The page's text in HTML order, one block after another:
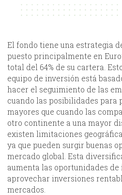
El fondo tiene una estrategia
puesto principalmente en
total del 64% de su cartera.
equipo de inversión está
hacer el seguimiento de las
cuando las posibilidades para
mayores que cuando las
otro continente a una mayor
existen limitaciones
ya que pueden surgir buenas
mercado global. Esta
aumenta las oportunidades
aprovechar inversiones
mercados.